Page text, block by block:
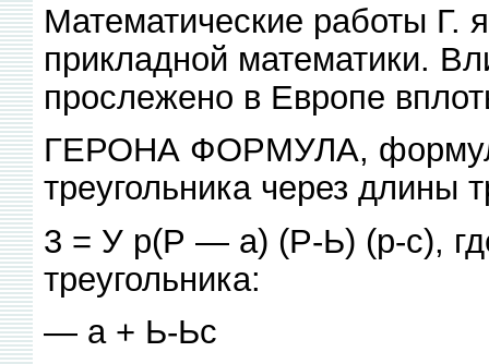
Математические работы Г.
прикладной математики.
прослежено в Европе
ГЕРОНА ФОРМУЛА,
треугольника через длины
3 = У р(Р — а) (Р-Ь) (р-с),
треугольника:
— а + Ь-Ьс